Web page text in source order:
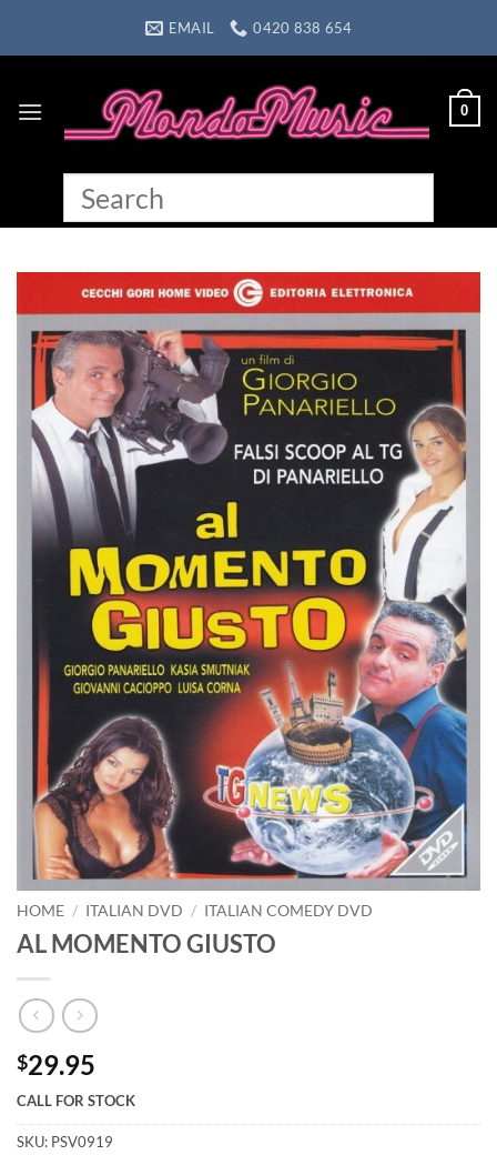
EMAIL 0420 838 654
0
HOME / ITALIAN DVD / ITALIAN COMEDY DVD
AL MOMENTO GIUSTO
$29.95
CALL FOR STOCK
SKU: PSV0919